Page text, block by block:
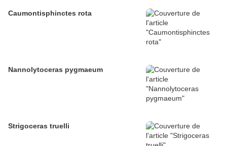
Caumontisphinctes rota
Nannolytoceras pygmaeum
Strigoceras truelli